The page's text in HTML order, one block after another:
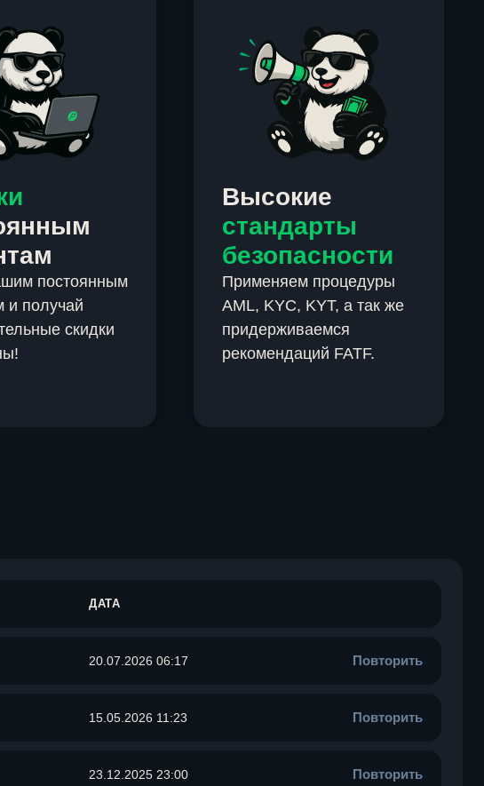
постоянным
и получай
скидки
Высокие
стандарты
безопасности
Применяем процедуры
AML, KYC, KYT, а так же
придерживаемся
рекомендаций FATF.
ДАТА
20.07.2026 06:17 Повторить
15.05.2026 11:23 Повторить
23.12.2025 23:00 Повторить